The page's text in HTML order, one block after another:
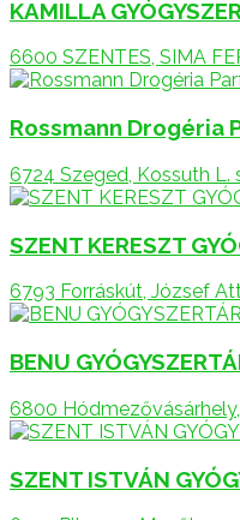
KAMILLA
6600 SZENTES, SIMA
Rossmann Drogéria
6724 Szeged, Kossuth L.
SZENT KERESZT
6793 Forráskút, József
BENU
6800
SZENT ISTVÁN